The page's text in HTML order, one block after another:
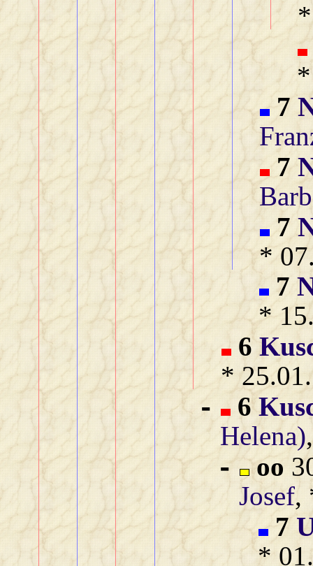
7
7
7
*
7
*
6
*
- 6
Helena)
- oo
Josef,
7
*